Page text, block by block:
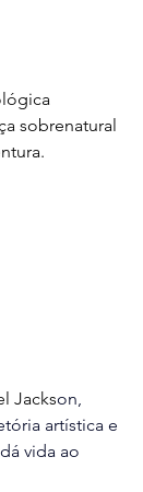
sobrenatural
Jackson,
artística e
vida ao